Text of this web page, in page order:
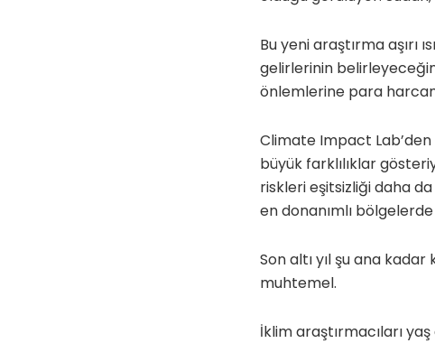
Bu yeni araştırma aşırı
gelirlerinin
önlemlerine para
Climate Impact
büyük farklılıklar
riskleri eşitsizliği daha
en donanımlı
Son altı yıl şu ana
muhtemel.
İklim araştırmacıları